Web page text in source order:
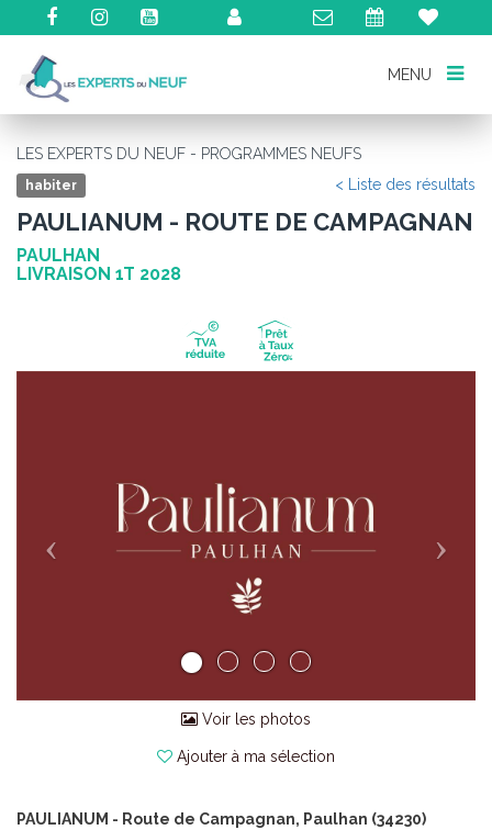
MENU
MENU
LES EXPERTS DU NEUF - PROGRAMMES NEUFS
habiter < Liste des résultats
PAULIANUM - ROUTE DE CAMPAGNAN
PAULHAN
LIVRAISON 1T 2028
Précédent
Voir les photos
Ajouter à ma sélection
PAULIANUM - Route de Campagnan, Paulhan (34230)